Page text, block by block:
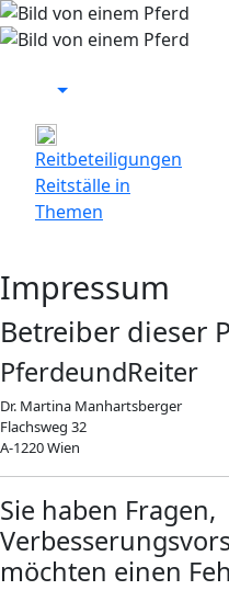
Reitbeteiligungen
Reitställe in
Themen
Impressum
Betreiber dieser
PferdeundReiter
Dr. Martina Manhartsberger
Flachsweg 32
A-1220 Wien
Sie haben Fragen,
möchten einen